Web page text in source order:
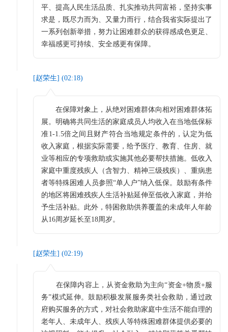
平、提高人民生活品质、扎实推动共同富裕，坚持实事
求是，既尽力而为、又量力而行，结合我省实际提出了
一系列创新举措，努力让困难群众的获得感成色更足、
幸福感更可持续、安全感更有保障。
[赵荣生] (02:18)
在保障对象上，从绝对困难群体向相对困难群体拓
展。明确将共同生活的家庭成员人均收入在当地低保标
准1-1.5倍之间且财产符合当地规定条件的，认定为低
收入家庭，根据实际需要，给予医疗、教育、住房、就
业等相应的专项救助或实施其他必要帮扶措施。低收入
家庭中重度残疾人（含智力、精神三级残疾）、重病患
者等特殊困难人员参照“单人户”纳入低保。鼓励有条件
的地区将困难残疾人生活补贴延伸至低收入家庭，并给
予生活补贴。此外，特困救助供养覆盖的未成年人年龄
从16周岁延长至18周岁。
[赵荣生] (02:19)
在保障内容上，从资金救助为主向“资金+物质+服
务”模式延伸。鼓励积极发展服务类社会救助，通过政
府购买服务的方式，对社会救助家庭中生活不能自理的
老年人、未成年人、残疾人等特殊困难群体提供必要的